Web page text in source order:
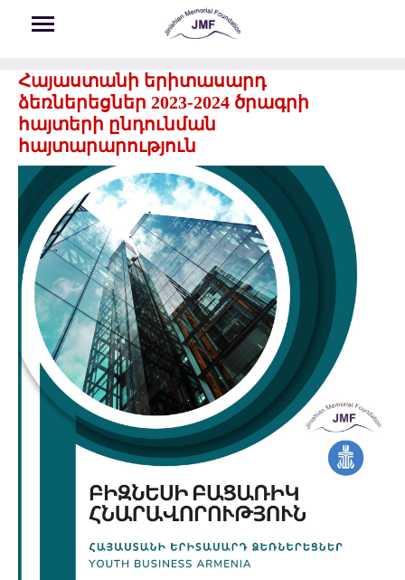
Հայաստանի երիտասարդ
ձեռներեցներ 2023-2024 ծրագրի
հայտերի ընդունման
հայտարարություն